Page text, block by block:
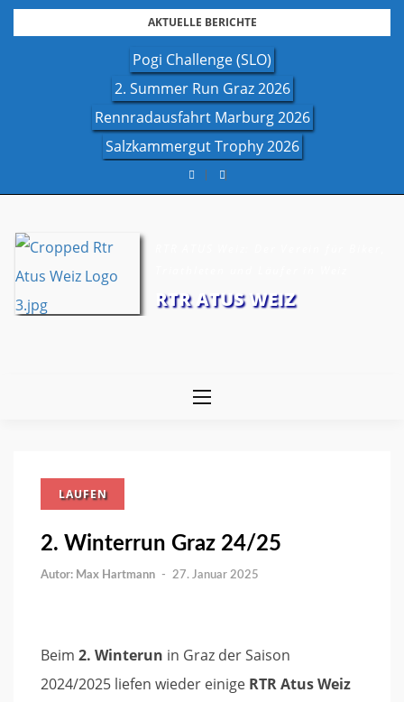
Skip
AKTUELLE BERICHTE
Pogi Challenge (SLO)
2. Summer Run Graz 2026
Rennradausfahrt Marburg 2026
Salzkammergut Trophy 2026
RTR ATUS WEIZ
LAUFEN
2. Winterrun Graz 24/25
Max Hartmann - 27. Januar 2025
Beim 2. Winterun in Graz der Saison
2024/2025 liefen wieder einige RTR Atus Weiz